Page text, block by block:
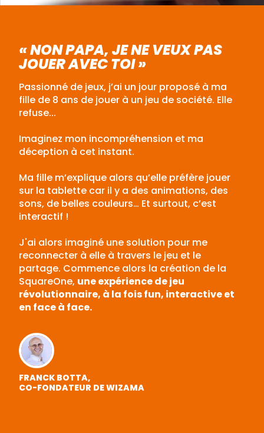
« NON PAPA, JE NE VEUX PAS
JOUER AVEC TOI »
Passionné de jeux, j’ai un jour proposé à ma
fille de 8 ans de jouer à un jeu de société. Elle
refuse...
Imaginez mon incompréhension et ma
déception à cet instant.
Ma fille m’explique alors qu’elle préfère jouer
sur la tablette car il y a des animations, des
sons, de belles couleurs… Et surtout, c’est
interactif !
J'ai alors imaginé une solution pour me
reconnecter à elle à travers le jeu et le
partage. Commence alors la création de la
SquareOne, une expérience de jeu
révolutionnaire, à la fois fun, interactive et
en face à face.
FRANCK BOTTA,
CO-FONDATEUR DE WIZAMA